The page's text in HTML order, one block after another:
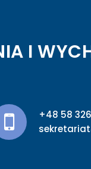
I
+48 58 326